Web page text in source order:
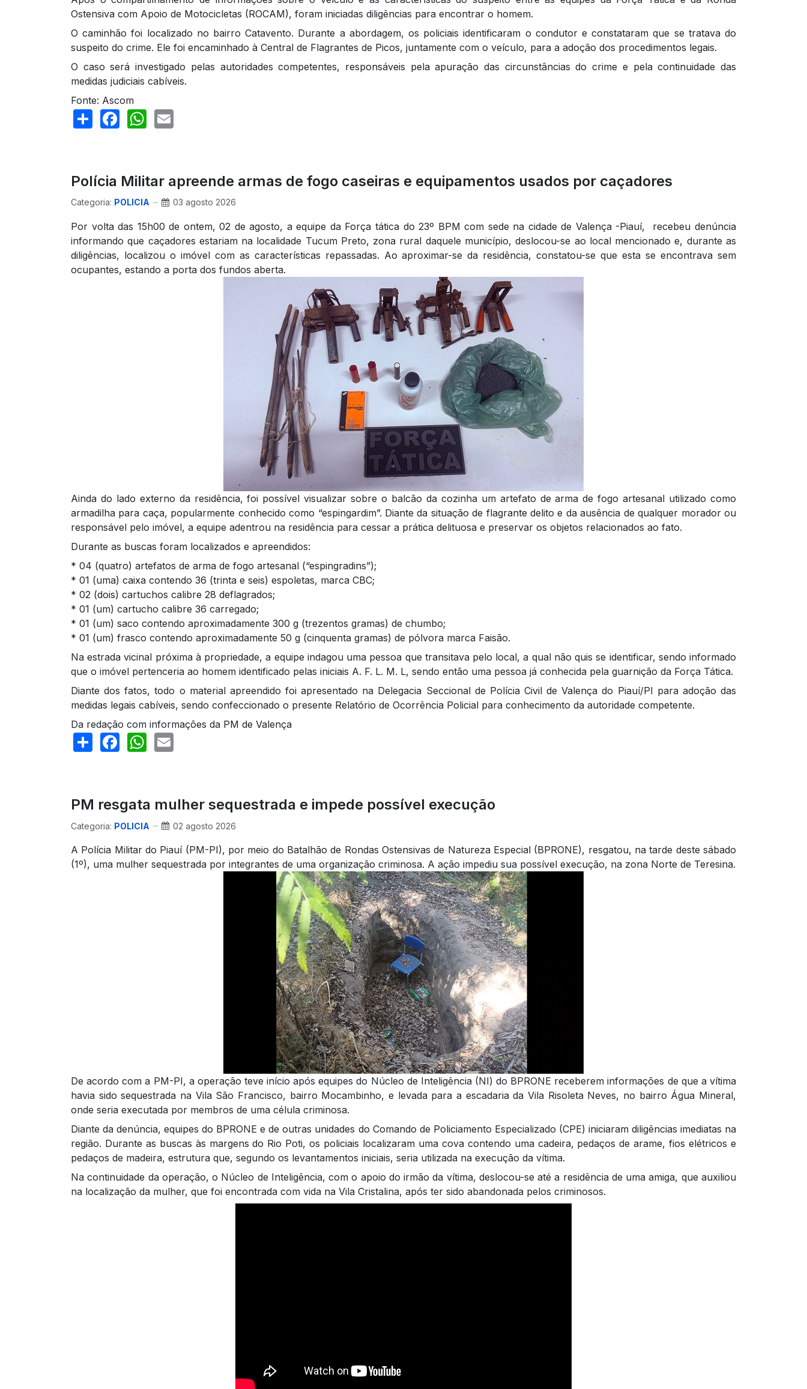
Ostensiva com Apoio de Motocicletas (ROCAM), foram iniciadas diligências para encontrar o homem.
O caminhão foi localizado no bairro Catavento. Durante a abordagem, os policiais identificaram o condutor e constataram que se tratava do
suspeito do crime. Ele foi encaminhado à Central de Flagrantes de Picos, juntamente com o veículo, para a adoção dos procedimentos legais.
O caso será investigado pelas autoridades competentes, responsáveis pela apuração das circunstâncias do crime e pela continuidade das
medidas judiciais cabíveis.
Fonte: Ascom
ShareFacebook
WhatsApp
Polícia Militar apreende armas de fogo caseiras e equipamentos usados por caçadores
Categoria: POLICIA 03 agosto 2026
Por volta das 15h00 de ontem, 02 de agosto, a equipe da Força tática do 23º BPM com sede na cidade de Valença -Piauí, recebeu denúncia
informando que caçadores estariam na localidade Tucum Preto, zona rural daquele município, deslocou-se ao local mencionado e, durante as
diligências, localizou o imóvel com as características repassadas. Ao aproximar-se da residência, constatou-se que esta se encontrava sem
ocupantes, estando a porta dos fundos aberta.
Ainda do lado externo da residência, foi possível visualizar sobre o balcão da cozinha um artefato de arma de fogo artesanal utilizado como
armadilha para caça, popularmente conhecido como “espingardim”. Diante da situação de flagrante delito e da ausência de qualquer morador ou
responsável pelo imóvel, a equipe adentrou na residência para cessar a prática delituosa e preservar os objetos relacionados ao fato.
Durante as buscas foram localizados e apreendidos:
* 04 (quatro) artefatos de arma de fogo artesanal (“espingradins”);
* 01 (uma) caixa contendo 36 (trinta e seis) espoletas, marca CBC;
* 02 (dois) cartuchos calibre 28 deflagrados;
* 01 (um) cartucho calibre 36 carregado;
* 01 (um) saco contendo aproximadamente 300 g (trezentos gramas) de chumbo;
* 01 (um) frasco contendo aproximadamente 50 g (cinquenta gramas) de pólvora marca Faisão.
Na estrada vicinal próxima à propriedade, a equipe indagou uma pessoa que transitava pelo local, a qual não quis se identificar, sendo informado
que o imóvel pertenceria ao homem identificado pelas iniciais A. F. L. M. L, sendo então uma pessoa já conhecida pela guarnição da Força Tática.
Diante dos fatos, todo o material apreendido foi apresentado na Delegacia Seccional de Polícia Civil de Valença do Piauí/PI para adoção das
medidas legais cabíveis, sendo confeccionado o presente Relatório de Ocorrência Policial para conhecimento da autoridade competente.
Da redação com informações da PM de Valença
ShareFacebook
WhatsApp
PM resgata mulher sequestrada e impede possível execução
Categoria: POLICIA 02 agosto 2026
A Polícia Militar do Piauí (PM-PI), por meio do Batalhão de Rondas Ostensivas de Natureza Especial (BPRONE), resgatou, na tarde deste sábado
(1º), uma mulher sequestrada por integrantes de uma organização criminosa. A ação impediu sua possível execução, na zona Norte de Teresina.
De acordo com a PM-PI, a operação teve início após equipes do Núcleo de Inteligência (NI) do BPRONE receberem informações de que a vítima
havia sido sequestrada na Vila São Francisco, bairro Mocambinho, e levada para a escadaria da Vila Risoleta Neves, no bairro Água Mineral,
onde seria executada por membros de uma célula criminosa.
Diante da denúncia, equipes do BPRONE e de outras unidades do Comando de Policiamento Especializado (CPE) iniciaram diligências imediatas na
região. Durante as buscas às margens do Rio Poti, os policiais localizaram uma cova contendo uma cadeira, pedaços de arame, fios elétricos e
pedaços de madeira, estrutura que, segundo os levantamentos iniciais, seria utilizada na execução da vítima.
Na continuidade da operação, o Núcleo de Inteligência, com o apoio do irmão da vítima, deslocou-se até a residência de uma amiga, que auxiliou
na localização da mulher, que foi encontrada com vida na Vila Cristalina, após ter sido abandonada pelos criminosos.